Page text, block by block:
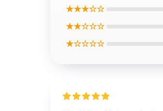
★★★☆☆
★★☆☆☆
★☆☆☆☆